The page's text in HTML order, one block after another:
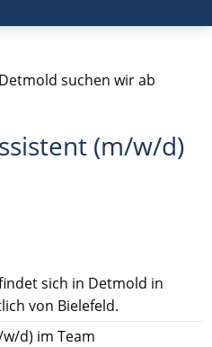
suchen wir ab
(m/w/d)
sich in Detmold in
von Bielefeld.
d) im Team